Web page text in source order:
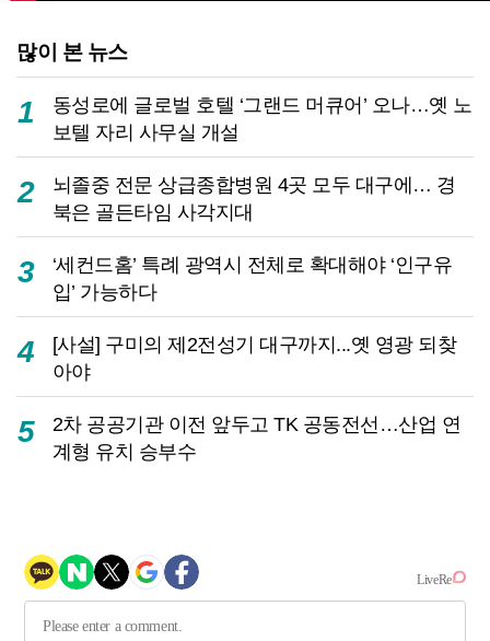
많이 본 뉴스
1
동성로에 글로벌 호텔 ‘그랜드 머큐어’ 오나…옛 노
보텔 자리 사무실 개설
2
뇌졸중 전문 상급종합병원 4곳 모두 대구에… 경
북은 골든타임 사각지대
3
‘세컨드홈’ 특례 광역시 전체로 확대해야 ‘인구유
입’ 가능하다
4
[사설] 구미의 제2전성기 대구까지...옛 영광 되찾
아야
5
2차 공공기관 이전 앞두고 TK 공동전선…산업 연
계형 유치 승부수